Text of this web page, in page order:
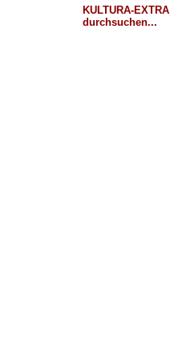
KULTURA-EXTRA
durchsuchen...